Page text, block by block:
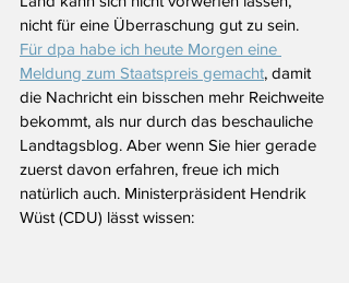
nicht für eine Überraschung gut zu sein.
Für dpa habe ich heute Morgen eine
Meldung zum Staatspreis gemacht, damit
die Nachricht ein bisschen mehr Reichweite
bekommt, als nur durch das beschauliche
Landtagsblog. Aber wenn Sie hier gerade
zuerst davon erfahren, freue ich mich
natürlich auch. Ministerpräsident Hendrik
Wüst (CDU) lässt wissen: